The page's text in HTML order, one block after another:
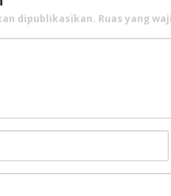
dipublikasikan. Ruas yang